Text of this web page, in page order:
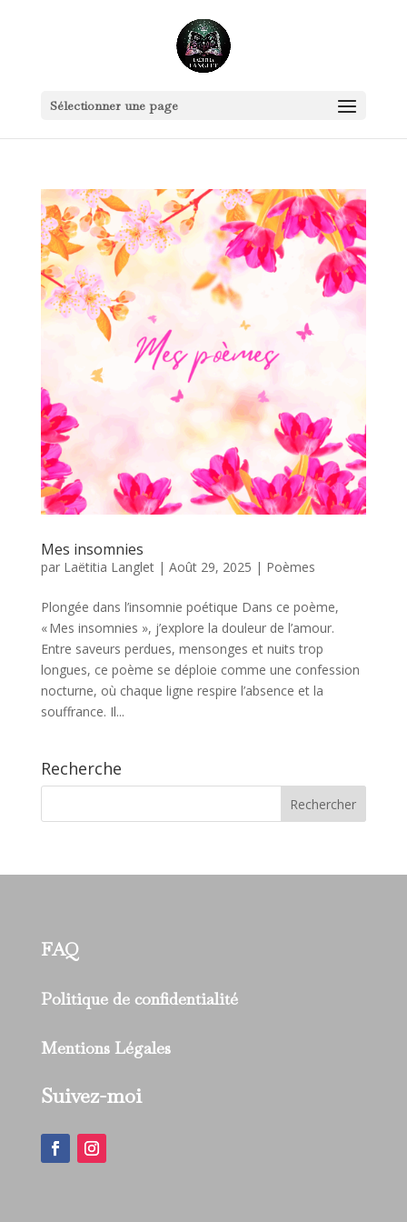
Sélectionner une page
Mes insomnies
par Laëtitia Langlet| Août 29, 2025 | Poèmes
Plongée dans l’insomnie poétique Dans ce poème,
« Mes insomnies », j’explore la douleur de l’amour.
Entre saveurs perdues, mensonges et nuits trop
longues, ce poème se déploie comme une confession
nocturne, où chaque ligne respire l’absence et la
souffrance. Il...
Recherche
FAQ
Politique de confidentialité
Mentions Légales
Suivez-moi